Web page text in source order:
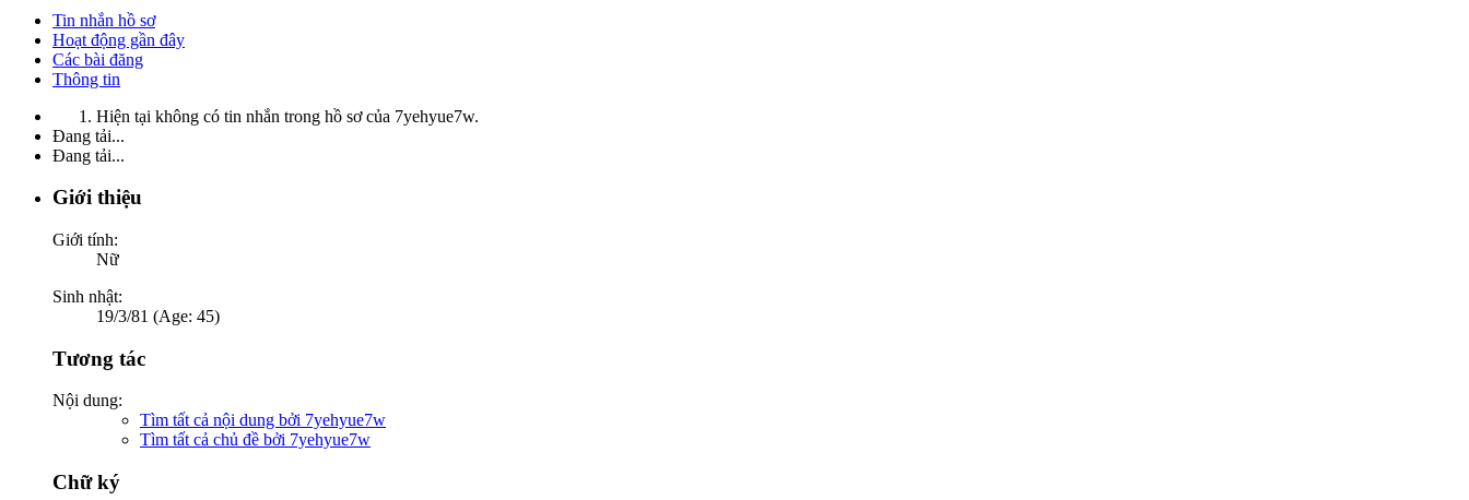
Tin nhắn hồ sơ
Hoạt động gần đây
Các bài đăng
Thông tin
Hiện tại không có tin nhắn trong hồ sơ của 7yehyue7w.
Đang tải...
Đang tải...
Giới thiệu
Giới tính:
Nữ
Sinh nhật:
19/3/81 (Age: 45)
Tương tác
Nội dung:
Tìm tất cả nội dung bởi 7yehyue7w
Tìm tất cả chủ đề bởi 7yehyue7w
Chữ ký